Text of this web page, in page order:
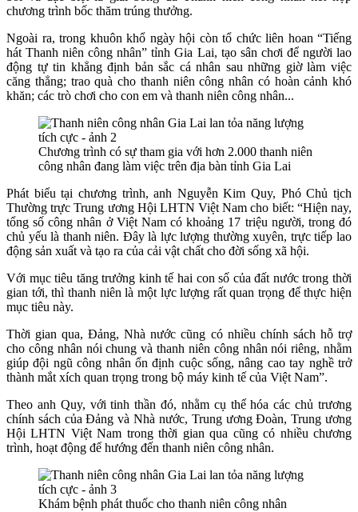
chương trình bốc thăm trúng thưởng.
Ngoài ra, trong khuôn khổ ngày hội còn tổ chức liên hoan “Tiếng
hát Thanh niên công nhân” tỉnh Gia Lai, tạo sân chơi để người lao
động tự tin khẳng định bản sắc cá nhân sau những giờ làm việc
căng thẳng; trao quà cho thanh niên công nhân có hoàn cảnh khó
khăn; các trò chơi cho con em và thanh niên công nhân...
Chương trình có sự tham gia với hơn 2.000 thanh niên
công nhân đang làm việc trên địa bàn tỉnh Gia Lai
Phát biểu tại chương trình, anh Nguyễn Kim Quy, Phó Chủ tịch
Thường trực Trung ương Hội LHTN Việt Nam cho biết: “Hiện nay,
tổng số công nhân ở Việt Nam có khoảng 17 triệu người, trong đó
chủ yếu là thanh niên. Đây là lực lượng thường xuyên, trực tiếp lao
động sản xuất và tạo ra của cải vật chất cho đời sống xã hội.
Với mục tiêu tăng trưởng kinh tế hai con số của đất nước trong thời
gian tới, thì thanh niên là một lực lượng rất quan trọng để thực hiện
mục tiêu này.
Thời gian qua, Đảng, Nhà nước cũng có nhiều chính sách hỗ trợ
cho công nhân nói chung và thanh niên công nhân nói riêng, nhằm
giúp đội ngũ công nhân ổn định cuộc sống, nâng cao tay nghề trở
thành mắt xích quan trọng trong bộ máy kinh tế của Việt Nam”.
Theo anh Quy, với tinh thần đó, nhằm cụ thể hóa các chủ trương
chính sách của Đảng và Nhà nước, Trung ương Đoàn, Trung ương
Hội LHTN Việt Nam trong thời gian qua cũng có nhiều chương
trình, hoạt động để hướng đến thanh niên công nhân.
Khám bệnh phát thuốc cho thanh niên công nhân